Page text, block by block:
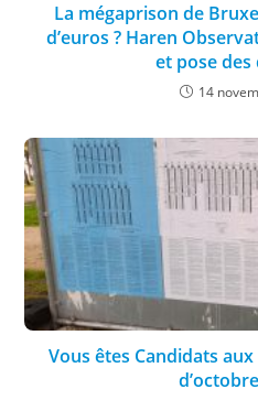
La mégaprison de
d’euros ? Haren
et pose
14
Vous êtes Candidats